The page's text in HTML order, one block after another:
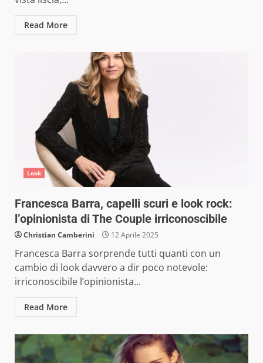
Read More
Look
Francesca Barra, capelli scuri e look rock:
l’opinionista di The Couple irriconoscibile
Christian Camberini 12 Aprile 2025
Francesca Barra sorprende tutti quanti con un
cambio di look davvero a dir poco notevole:
irriconoscibile l’opinionista...
Read More